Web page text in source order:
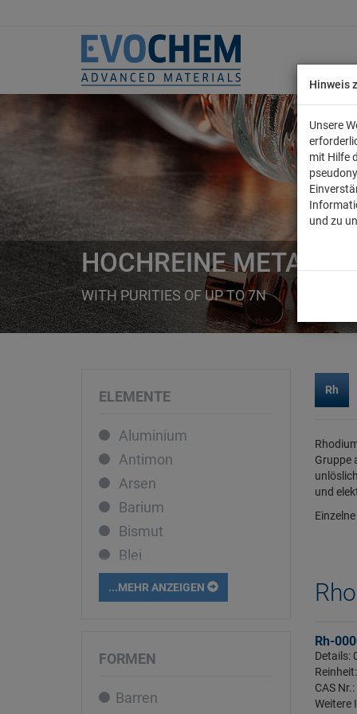
HOCHREINE METALLE
WITH PURITIES OF UP TO 7N
ELEMENTE
Aluminium
Antimon
Arsen
Barium
Bismut
Blei
Cadmium
Calcium
Chrom
...MEHR ANZEIGEN
FORMEN
Barren
Rh
Gruppe
und
Rh-
Details:
CAS
Weitere
Hinweis
Unsere
mit Hilfe
und zu